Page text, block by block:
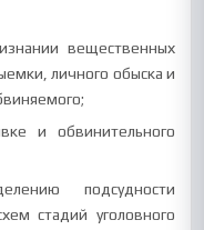
вещественных
личного обыска и
и обвинительного
подсудности
стадий уголовного